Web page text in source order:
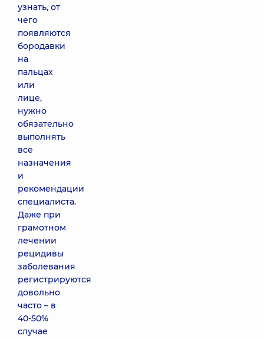
узнать, от
чего
появляются
бородавки
на
пальцах
или
лице,
нужно
обязательно
выполнять
все
назначения
и
рекомендации
специалиста.
Даже при
грамотном
лечении
рецидивы
заболевания
регистрируются
довольно
часто – в
40-50%
случае